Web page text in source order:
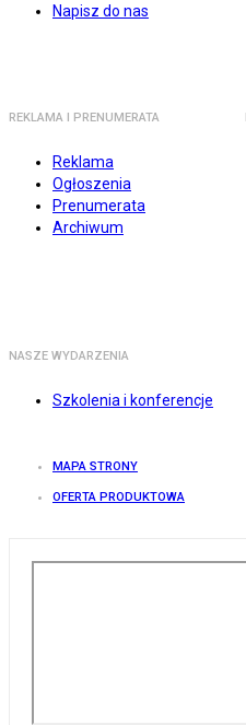
Napisz do nas
REKLAMA I PRENUMERATA
Reklama
Ogłoszenia
Prenumerata
Archiwum
NASZE WYDARZENIA
Szkolenia i konferencje
MAPA STRONY
OFERTA PRODUKTOWA